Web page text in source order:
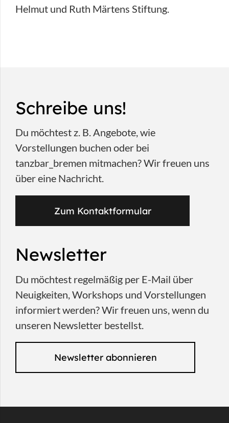
Helmut und Ruth Märtens Stiftung.
Schreibe uns!
Du möchtest z. B. Angebote, wie
Vorstellungen buchen oder bei
tanzbar_bremen mitmachen? Wir freuen uns
über eine Nachricht.
Zum Kontaktformular
Newsletter
Du möchtest regelmäßig per E-Mail über
Neuigkeiten, Workshops und Vorstellungen
informiert werden? Wir freuen uns, wenn du
unseren Newsletter bestellst.
Newsletter abonnieren